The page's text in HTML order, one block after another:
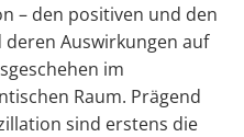
– den positiven und den
deren Auswirkungen auf
im
Raum. Prägend
sind erstens die